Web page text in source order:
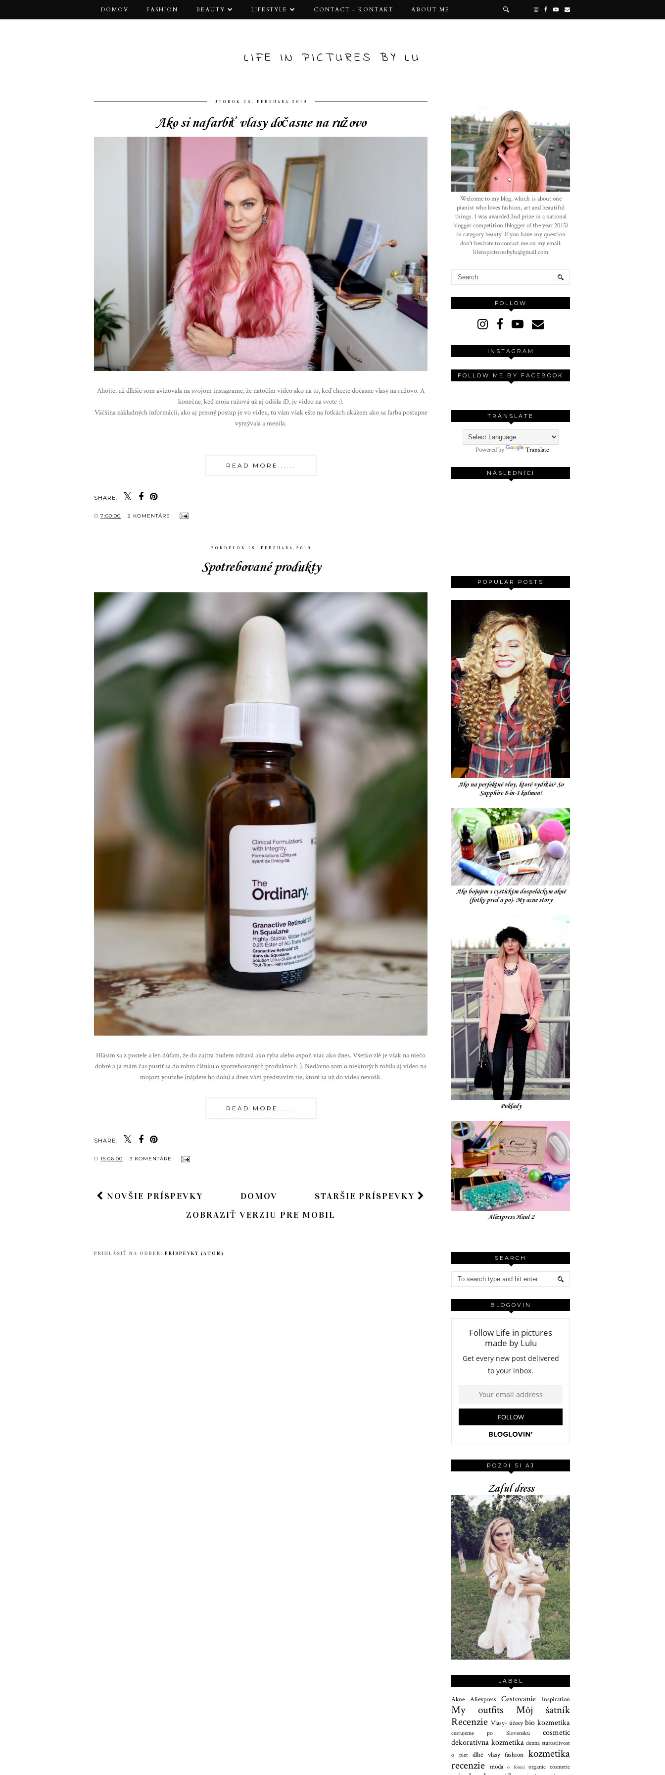
DOMOV FASHION BEAUTY LIFESTYLE CONTACT - KONTAKT ABOUT ME
LIFE IN PICTURES BY LU
UTOROK 26. FEBRUÁRA 2019
Ako si nafarbiť vlasy dočasne na ružovo
Ahojte, už dlhšie som avizovala na svojom instagrame, že natočím video ako na to, keď chcete dočasne vlasy na ružovo. A
konečne, keď moja ružová už aj odišla :D, je video na svete :).
Väčšina základných informácií, ako aj presný postup je vo videu, tu vám však ešte na fotkách ukážem ako sa farba postupne
vymývala a menila.
READ MORE......
SHARE:
O 7:00:00 2 KOMENTÁRE
PONDELOK 18. FEBRUÁRA 2019
Spotrebované produkty
Hlásim sa z postele a len dúfam, že do zajtra budem zdravá ako ryba alebo aspoň viac ako dnes. Všetko zlé je však na niečo
dobré a ja mám čas pustiť sa do tohto článku o spotrebovaných produktoch :). Nedávno som o niektorých robila aj video na
mojom youtube (nájdete ho dolu) a dnes vám predstavím tie, ktoré sa už do videa nevošli.
READ MORE......
SHARE:
O 15:06:00 3 KOMENTÁRE
NOVŠIE PRÍSPEVKY STARŠIE PRÍSPEVKY
DOMOV
ZOBRAZIŤ VERZIU PRE MOBIL
PRIHLÁSIŤ NA ODBER: PRÍSPEVKY (ATOM)
Welcome to my blog, which is about one
pianist who loves fashion, art and beautiful
things. I was awarded 2nd prize in a national
blogger competition (blogger of the year 2015)
in category beauty. If you have any question
don't hesitate to contact me on my email:
lifeinpicturesbylu@gmail.com
FOLLOW
INSTAGRAM
FOLLOW ME BY FACEBOOK
TRANSLATE
Powered by Translate
NÁSLEDNÍCI
POPULAR POSTS
Ako na perfektné vlny, ktoré vydržia? So
Sapphire 8-in-1 kulmou!
Ako bojujem s cystickým dospeláckym akné
(fotky pred a po)- My acne story
Poklady
Aliexpress Haul 2
SEARCH
BLOGOVIN
POZRI SI AJ
Zaful dress
LABEL
Akne Aliexpress Cestovanie Inspiration
My outfits
Môj šatník
Recenzie Vlasy- účesy bio kozmetika
cestujeme po Slovensku
cosmetic
dekoratívna kozmetika denna starostlivost
o plet
dlhé vlasy fashion kozmetika
recenzie
moda o fotení organic cosmetic